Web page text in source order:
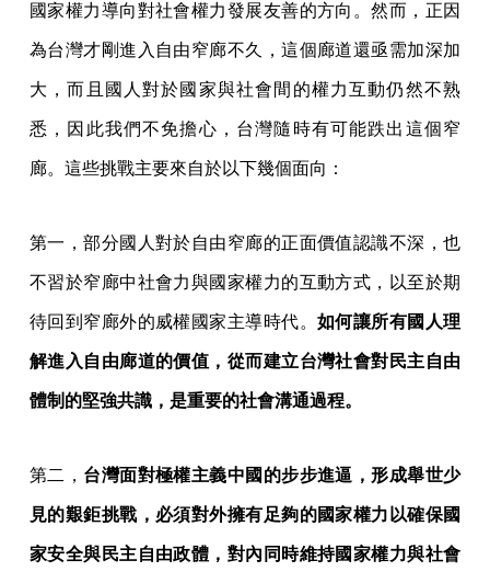
國家權力導向對社會權力發展友善的方向。然而，正因
為台灣才剛進入自由窄廊不久，這個廊道還亟需加深加
大，而且國人對於國家與社會間的權力互動仍然不熟
悉，因此我們不免擔心，台灣隨時有可能跌出這個窄
廊。這些挑戰主要來自於以下幾個面向：
第一，部分國人對於自由窄廊的正面價值認識不深，也
不習於窄廊中社會力與國家權力的互動方式，以至於期
待回到窄廊外的威權國家主導時代。 如何讓所有國人理
解進入自由廊道的價值，從而建立台灣社會對民主自由
體制的堅強共識，是重要的社會溝通過程。
第二， 台灣面對極權主義中國的步步進逼，形成舉世少
見的艱鉅挑戰，必須對外擁有足夠的國家權力以確保國
家安全與民主自由政體，對內同時維持國家權力與社會